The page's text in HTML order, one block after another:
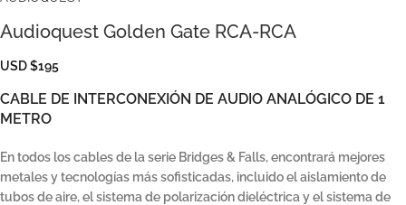
Audioquest Golden Gate RCA-RCA
USD $195
CABLE DE INTERCONEXIÓN DE AUDIO ANALÓGICO DE 1
METRO
En todos los cables de la serie Bridges & Falls, encontrará mejores
metales y tecnologías más sofisticadas, incluido el aislamiento de
tubos de aire, el sistema de polarización dieléctrica y el sistema de